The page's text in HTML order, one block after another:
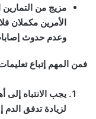
مزيج من التمارين
الأمرين مكملان
وعدم حدوث
فمن المهم إتباع
يجب الانتباه إلى
لزيادة تدفق الدم